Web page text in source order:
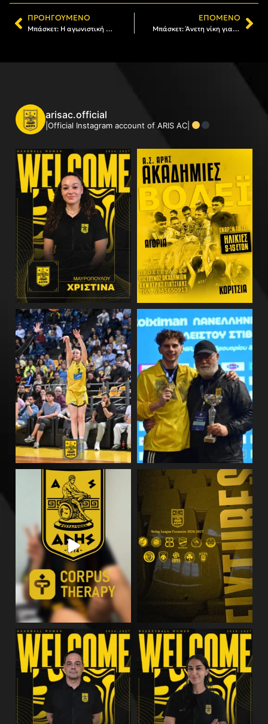
ΠΡΟΗΓΟΎΜΕΝΟ
Μπάσκετ: Η αγωνιστική δραστηριότητα των τμημάτων του Α.Σ. ΑΡΗΣ
ΕΠΌΜΕΝΟ
Μπάσκετ: Άνετη νίκη για τις Κορασίδες του ΑΡΗ
arisac.official
|Official Instagram account of ARIS AC|